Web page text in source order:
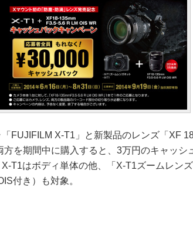
FUJIFILM X-T1」と新製品のレンズ「XF
方を期間中に購入すると、3万円のキャッシ
T1はボディ単体の他、「X-T1ズームレン
付き）も対象。